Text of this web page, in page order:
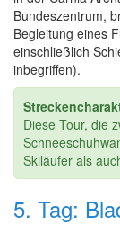
Bundeszentrum,
Begleitung eines
einschließlich
inbegriffen).
Diese Tour, die
Skiläufer als
5. Tag: